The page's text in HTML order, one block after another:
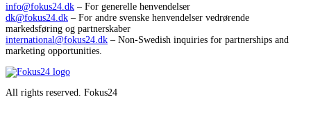
info@fokus24.dk – For generelle henvendelser
dk@fokus24.dk – For andre svenske henvendelser vedrørende
markedsføring og partnerskaber
international@fokus24.dk – Non-Swedish inquiries for partnerships and
marketing opportunities.
All rights reserved. Fokus24